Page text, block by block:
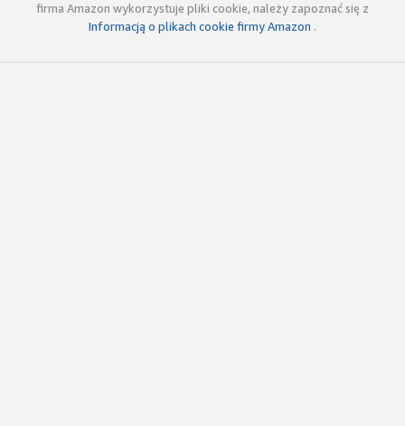
firma Amazon wykorzystuje pliki cookie, należy zapoznać się z
Informacją o plikach cookie firmy Amazon .